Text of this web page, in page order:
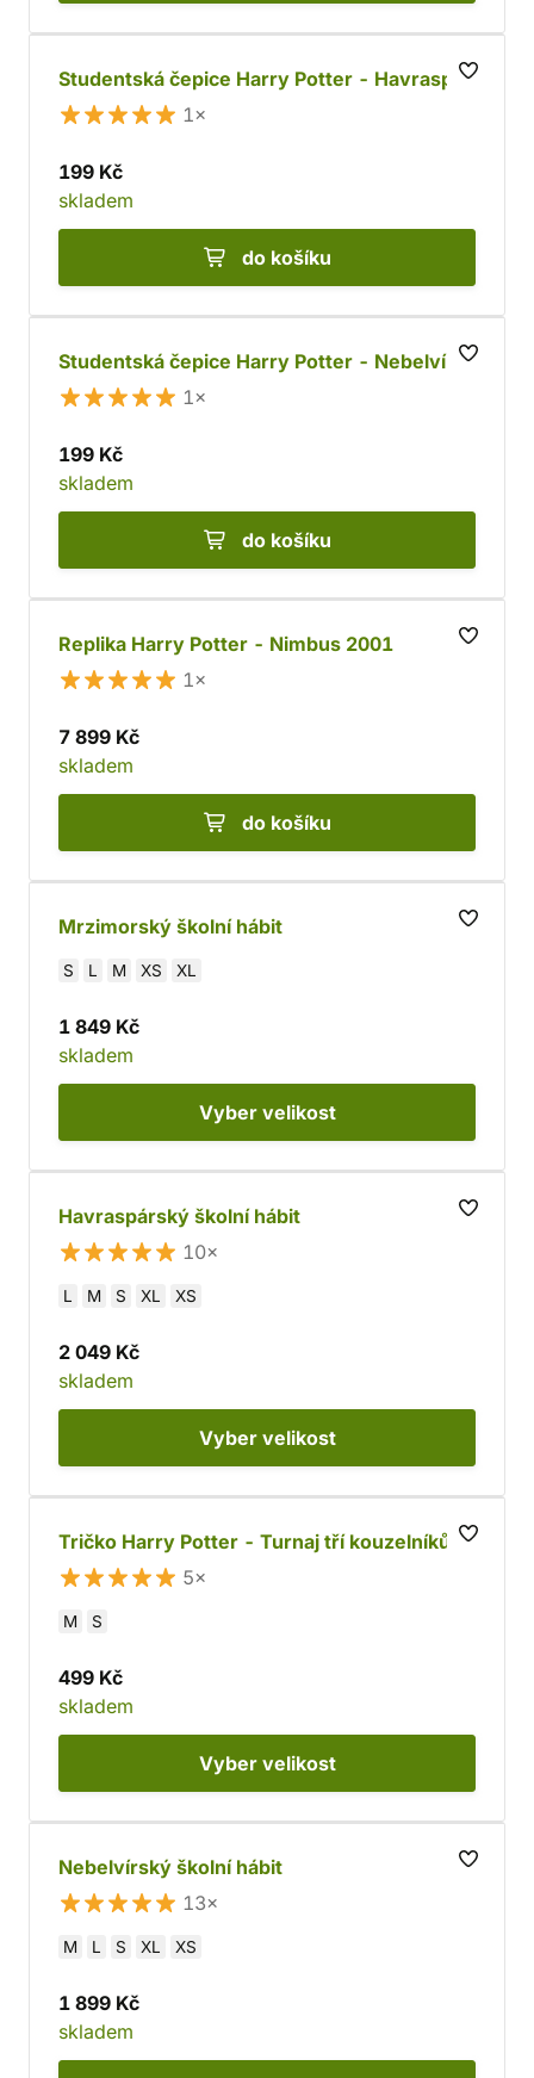
Studentská čepice Harry Potter - Havraspár
1×
199 Kč
skladem
do košíku
Studentská čepice Harry Potter - Nebelvír
1×
199 Kč
skladem
do košíku
Replika Harry Potter - Nimbus 2001
1×
7 899 Kč
skladem
do košíku
Mrzimorský školní hábit
S L M XS XL
1 849 Kč
skladem
Vyber velikost
Havraspárský školní hábit
10×
L M S XL XS
2 049 Kč
skladem
Vyber velikost
Tričko Harry Potter - Turnaj tří kouzelníků
5×
M S
499 Kč
skladem
Vyber velikost
Nebelvírský školní hábit
13×
M L S XL XS
1 899 Kč
skladem